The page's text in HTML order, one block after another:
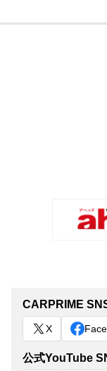
CARPRIME
X
公式YouTube